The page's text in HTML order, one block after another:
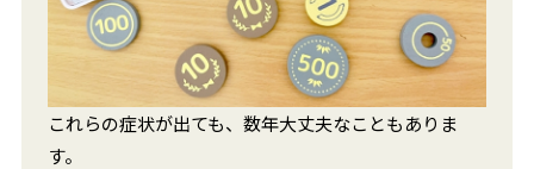
これらの症状が出ても、数年大丈夫なこともありま
す。